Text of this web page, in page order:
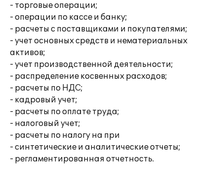
- торговые операции;
- операции по кассе и банку;
- расчеты с поставщиками и покупателями;
- учет основных средств и нематериальных
активов;
- учет производственной деятельности;
- распределение косвенных расходов;
- расчеты по НДС;
- кадровый учет;
- расчеты по оплате труда;
- налоговый учет;
- расчеты по налогу на при
- синтетические и аналитические отчеты;
- регламентированная отчетность.